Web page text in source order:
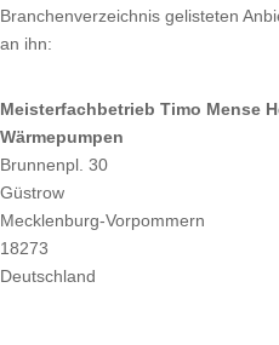
Branchenverzeichnis gelisteten
an ihn:
Meisterfachbetrieb Timo Mense
Wärmepumpen
Brunnenpl. 30
Güstrow
Mecklenburg-Vorpommern
18273
Deutschland